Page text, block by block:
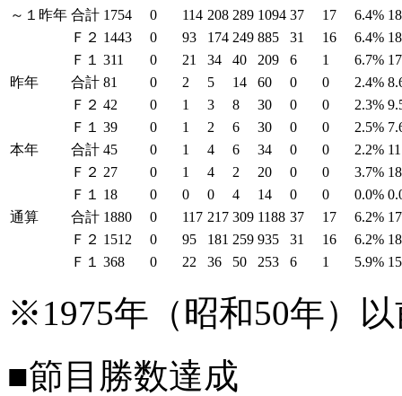
～１昨年 合計 1754 0 114 208 289 1094 37 17 6.4%
Ｆ２ 1443 0 93 174 249 885 31 16 6.4%
Ｆ１
311 0 21 34 40 209 6 1 6.7%
昨年
合計 81 0 2 5 14 60 0 0 2.4%
Ｆ２ 42 0 1 3 8 30 0 0 2.3%
Ｆ１
39 0 1 2 6 30 0 0 2.5%
本年
合計 45 0 1 4 6 34 0 0 2.2%
Ｆ２ 27 0 1 4 2 20 0 0 3.7%
Ｆ１
18 0 0 0 4 14 0 0 0.0%
通算
合計 1880 0 117 217 309 1188 37 17 6.2%
Ｆ２ 1512 0 95 181 259 935 31 16 6.2%
Ｆ１
368 0 22 36 50 253 6 1 5.9%
※1975年（昭和50年）
■節目勝数達成